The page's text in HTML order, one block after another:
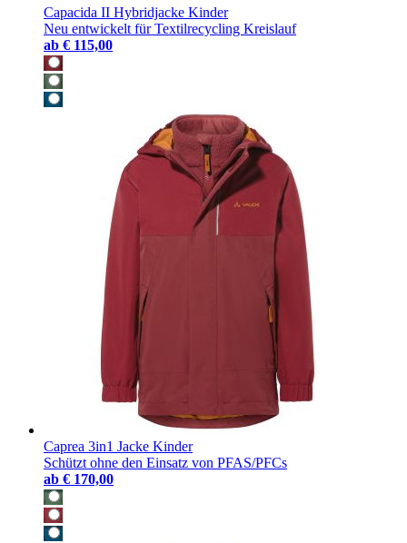
Capacida II Hybridjacke Kinder
Neu entwickelt für Textilrecycling Kreislauf
ab € 115,00
Caprea 3in1 Jacke Kinder
Schützt ohne den Einsatz von PFAS/PFCs
ab € 170,00